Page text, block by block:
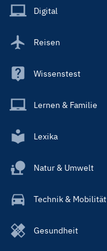
Main
Digital
Reisen
Wissenstest
Lernen & Familie
Lexika
Natur & Umwelt
Technik & Mobilität
Gesundheit